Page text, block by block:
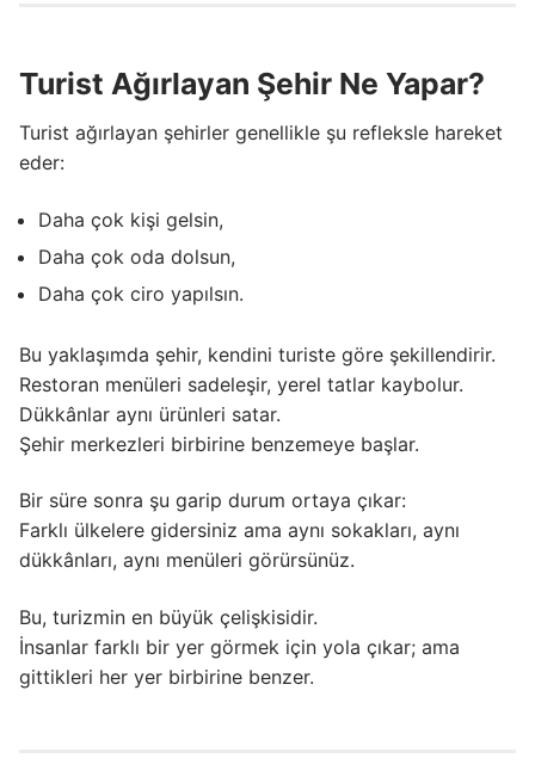
Turist Ağırlayan Şehir Ne Yapar?
Turist ağırlayan şehirler genellikle şu refleksle hareket
eder:
Daha çok kişi gelsin,
Daha çok oda dolsun,
Daha çok ciro yapılsın.
Bu yaklaşımda şehir, kendini turiste göre şekillendirir.
Restoran menüleri sadeleşir, yerel tatlar kaybolur.
Dükkânlar aynı ürünleri satar.
Şehir merkezleri birbirine benzemeye başlar.
Bir süre sonra şu garip durum ortaya çıkar:
Farklı ülkelere gidersiniz ama aynı sokakları, aynı
dükkânları, aynı menüleri görürsünüz.
Bu, turizmin en büyük çelişkisidir.
İnsanlar farklı bir yer görmek için yola çıkar; ama
gittikleri her yer birbirine benzer.